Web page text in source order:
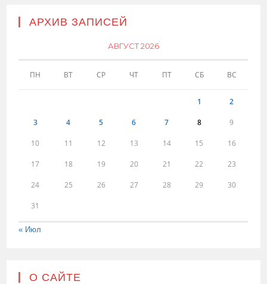
АРХИВ ЗАПИСЕЙ
АВГУСТ 2026
ПН ВТ СР ЧТ ПТ СБ ВС
1 2
3 4 5 6 7 8 9
10 11 12 13 14 15 16
17 18 19 20 21 22 23
24 25 26 27 28 29 30
31
« Июл
О САЙТЕ